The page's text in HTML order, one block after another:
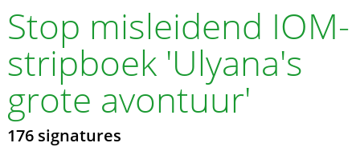
Stop misleidend IOM-
stripboek 'Ulyana's
grote avontuur'
176 signatures